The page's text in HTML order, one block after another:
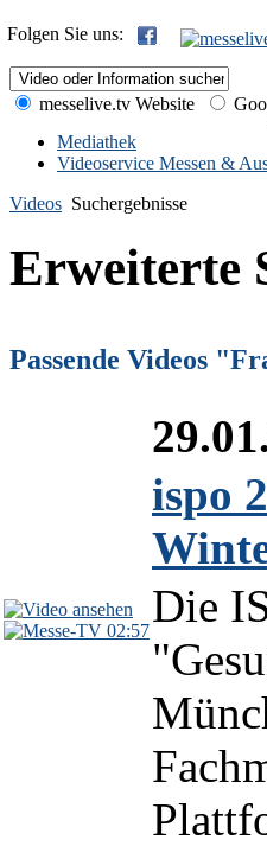
Folgen Sie uns:
messelive.tv Website
Mediathek
Videoservice Messen &
Videos Suchergebnisse
Erweiterte
Passende Videos
02:57
ispo
Die